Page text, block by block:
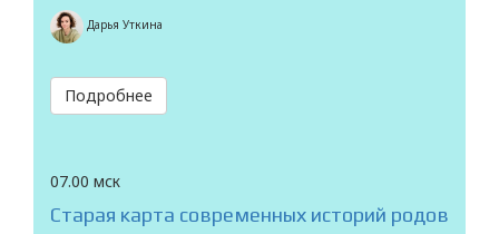
Дарья Уткина
Подробнее
07.00 мск
Старая карта современных историй родов